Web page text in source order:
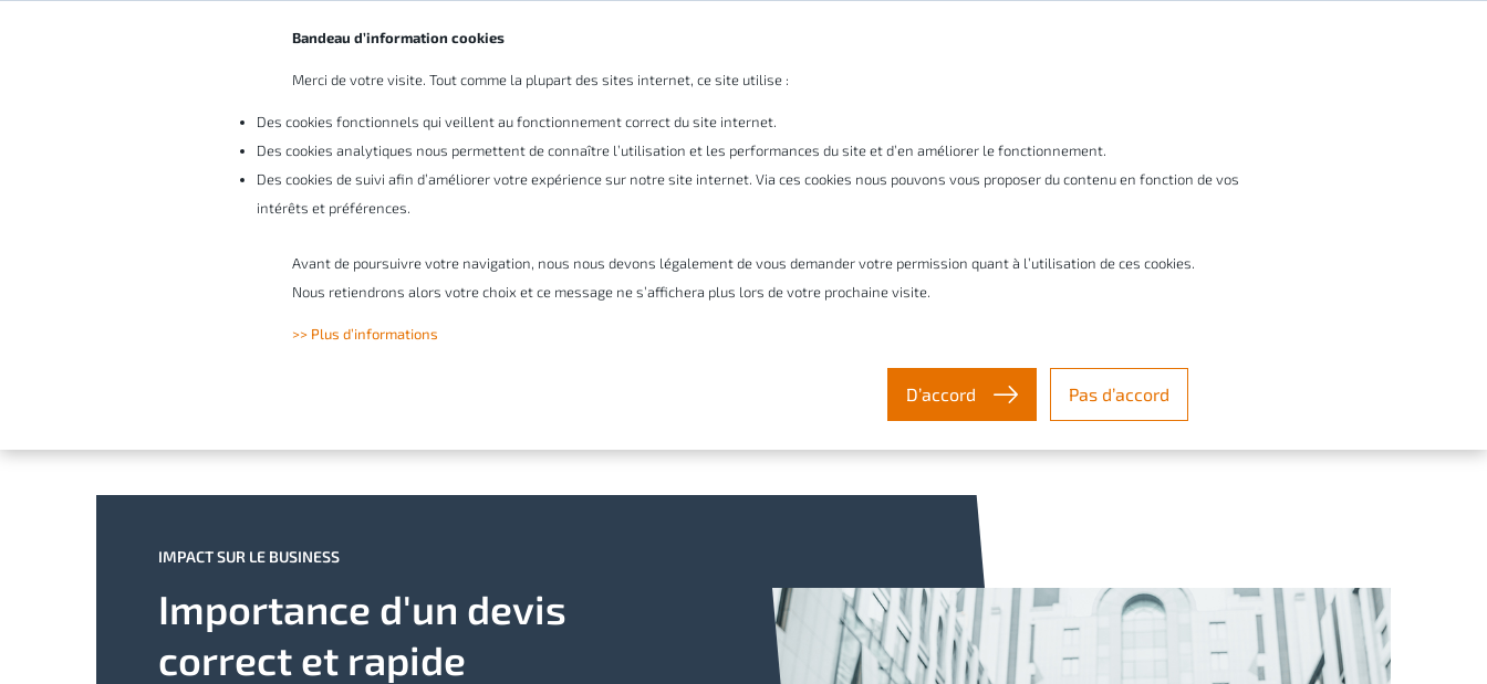
Bandeau d’information cookies
Merci de votre visite. Tout comme la plupart des sites internet, ce site utilise :
Des cookies fonctionnels qui veillent au fonctionnement correct du site internet.
Des cookies analytiques nous permettent de connaître l’utilisation et les performances du site et d’en améliorer le fonctionnement.
Des cookies de suivi afin d’améliorer votre expérience sur notre site internet. Via ces cookies nous pouvons vous proposer du contenu en fonction de vos
intérêts et préférences.
Avant de poursuivre votre navigation, nous nous devons légalement de vous demander votre permission quant à l’utilisation de ces cookies.
Nous retiendrons alors votre choix et ce message ne s’affichera plus lors de votre prochaine visite.
>> Plus d’informations
D’accord Pas d’accord
Votre entreprise Pourquoi Cadmes
Comment établir un devis avant mon concurrent ?
IMPACT SUR LE BUSINESS
Importance d'un devis
correct et rapide